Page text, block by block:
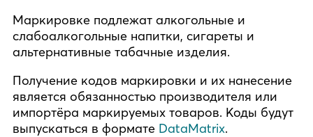
Маркировке подлежат алкогольные и
слабоалкогольные напитки, сигареты и
альтернативные табачные изделия.
Получение кодов маркировки и их нанесение
является обязанностью производителя или
импортёра маркируемых товаров. Коды будут
выпускаться в формате DataMatrix.